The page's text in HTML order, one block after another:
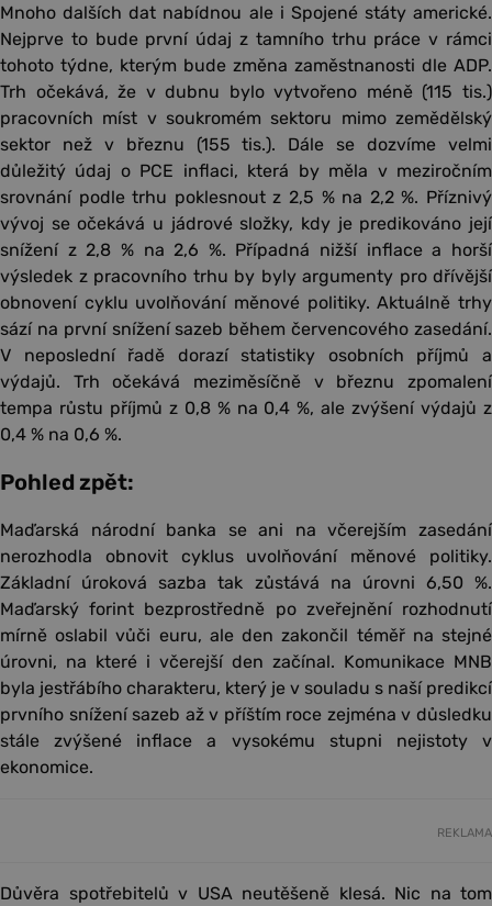
Mnoho dalších dat nabídnou ale i Spojené státy americké.
Nejprve to bude první údaj z tamního trhu práce v rámci
tohoto týdne, kterým bude změna zaměstnanosti dle ADP.
Trh očekává, že v dubnu bylo vytvořeno méně (115 tis.)
pracovních míst v soukromém sektoru mimo zemědělský
sektor než v březnu (155 tis.). Dále se dozvíme velmi
důležitý údaj o PCE inflaci, která by měla v meziročním
srovnání podle trhu poklesnout z 2,5 % na 2,2 %. Příznivý
vývoj se očekává u jádrové složky, kdy je predikováno její
snížení z 2,8 % na 2,6 %. Případná nižší inflace a horší
výsledek z pracovního trhu by byly argumenty pro dřívější
obnovení cyklu uvolňování měnové politiky. Aktuálně trhy
sází na první snížení sazeb během červencového zasedání.
V neposlední řadě dorazí statistiky osobních příjmů a
výdajů. Trh očekává meziměsíčně v březnu zpomalení
tempa růstu příjmů z 0,8 % na 0,4 %, ale zvýšení výdajů z
0,4 % na 0,6 %.
Pohled zpět:
Maďarská národní banka se ani na včerejším zasedání
nerozhodla obnovit cyklus uvolňování měnové politiky.
Základní úroková sazba tak zůstává na úrovni 6,50 %.
Maďarský forint bezprostředně po zveřejnění rozhodnutí
mírně oslabil vůči euru, ale den zakončil téměř na stejné
úrovni, na které i včerejší den začínal. Komunikace MNB
byla jestřábího charakteru, který je v souladu s naší predikcí
prvního snížení sazeb až v příštím roce zejména v důsledku
stále zvýšené inflace a vysokému stupni nejistoty v
ekonomice.
REKLAMA
Důvěra spotřebitelů v USA neutěšeně klesá. Nic na tom